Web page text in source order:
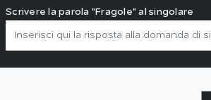
Scrivere la parola "Fragole" al singolare